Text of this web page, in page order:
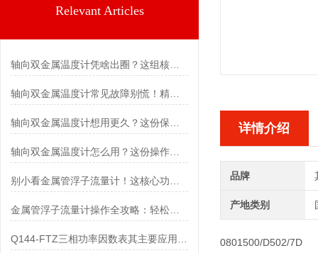
Relevant Articles
轴向双金属温度计凭啥出圈？这组核心特点给出了答案
轴向双金属温度计常见故障别慌！精准定位，轻松搞定难题
轴向双金属温度计怎么用？这份操作指南，新手也能快速拿捏！
金属管浮子流量计操作全攻略：轻松拿捏，精准掌控每一步！
详情介绍
品牌
产地类别
0801500/D502/7D